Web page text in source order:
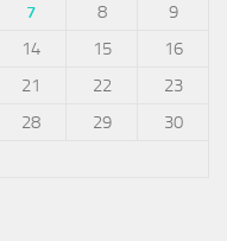
7 8
9
14 15
16
21 22
23
28 29
30